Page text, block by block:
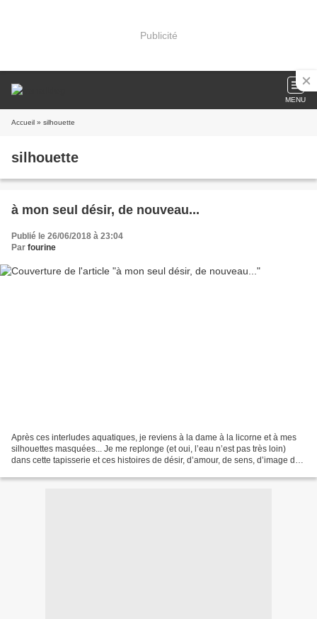
Publicité
MENU
Accueil » silhouette
silhouette
à mon seul désir, de nouveau...
Publié le 26/06/2018 à 23:04
Par fourine
Après ces interludes aquatiques, je reviens à la dame à la licorne et à mes
silhouettes masquées... Je me replonge (et oui, l’eau n’est pas très loin)
dans cette tapisserie et ces histoires de désir, d’amour, de sens, d’image de